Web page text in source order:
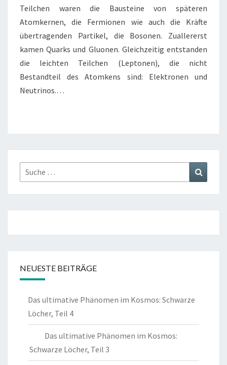
Teilchen waren die Bausteine von späteren
Atomkernen, die Fermionen wie auch die Kräfte
übertragenden Partikel, die Bosonen. Zuallererst
kamen Quarks und Gluonen. Gleichzeitig entstanden
die leichten Teilchen (Leptonen), die nicht
Bestandteil des Atomkens sind: Elektronen und
Neutrinos.…
Suche
nach:
NEUESTE BEITRÄGE
Das ultimative Phänomen im Kosmos: Schwarze
Löcher, Teil 4
Das ultimative Phänomen im Kosmos:
Schwarze Löcher, Teil 3